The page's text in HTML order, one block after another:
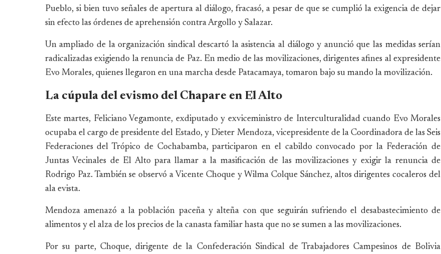
Pueblo, si bien tuvo señales de apertura al diálogo, fracasó, a pesar de que se cumplió la exigencia de dejar
sin efecto las órdenes de aprehensión contra Argollo y Salazar.
Un ampliado de la organización sindical descartó la asistencia al diálogo y anunció que las medidas serían
radicalizadas exigiendo la renuncia de Paz. En medio de las movilizaciones, dirigentes afines al expresidente
Evo Morales, quienes llegaron en una marcha desde Patacamaya, tomaron bajo su mando la movilización.
La cúpula del evismo del Chapare en El Alto
Este martes, Feliciano Vegamonte, exdiputado y exviceministro de Interculturalidad cuando Evo Morales
ocupaba el cargo de presidente del Estado, y Dieter Mendoza, vicepresidente de la Coordinadora de las Seis
Federaciones del Trópico de Cochabamba, participaron en el cabildo convocado por la Federación de
Juntas Vecinales de El Alto para llamar a la masificación de las movilizaciones y exigir la renuncia de
Rodrigo Paz. También se observó a Vicente Choque y Wilma Colque Sánchez, altos dirigentes cocaleros del
ala evista.
Mendoza amenazó a la población paceña y alteña con que seguirán sufriendo el desabastecimiento de
alimentos y el alza de los precios de la canasta familiar hasta que no se sumen a las movilizaciones.
Por su parte, Choque, dirigente de la Confederación Sindical de Trabajadores Campesinos de Bolivia